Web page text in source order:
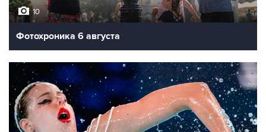
10
Фотохроника 6 августа